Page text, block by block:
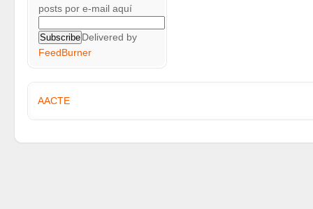
posts por e-mail aquí
Delivered by
FeedBurner
AACTE